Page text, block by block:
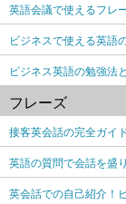
英語会議で使えるフレ
ビジネスで使える英語
ビジネス英語の勉強法
フレーズ
接客英会話の完全ガイ
英語の質問で会話を盛
英会話での自己紹介！